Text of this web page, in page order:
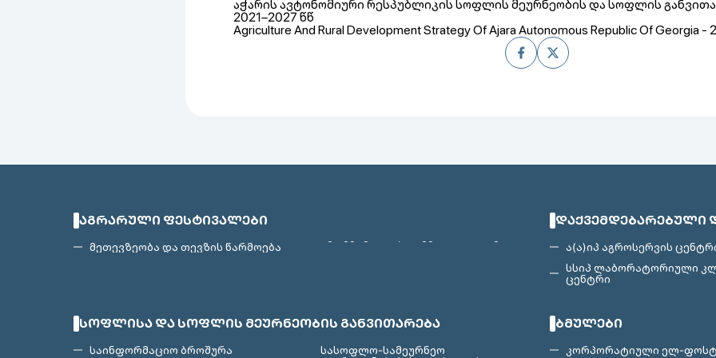
აჭარის ავტონომიური რესპუბლიკის სოფლის მეურნეობის და სოფლის
2021–2027 წწ
Agriculture And Rural Development Strategy Of Ajara Autonomous Republic Of Georgia -
ᲐᲒᲠᲐᲠᲣᲚᲘ ᲤᲔᲡᲢᲘᲕᲐᲚᲔᲑᲘ
მეთევზეობა და თევზის წარმოება
ᲓᲐᲥᲕᲔᲛᲓᲔᲑᲐᲠᲔᲑᲣᲚᲘ
ა(ა)იპ აგროსერვის
სსიპ ლაბორატორიული
ცენტრი
ᲡᲝᲤᲚᲘᲡᲐ ᲓᲐ ᲡᲝᲤᲚᲘᲡ ᲛᲔᲣᲠᲜᲔᲝᲑᲘᲡ ᲒᲐᲜᲕᲘᲗᲐᲠᲔᲑᲐ
საინფორმაციო ბროშურა
სასოფლო-სამეურნეო
ᲑᲛᲣᲚᲔᲑᲘ
კორპორატიული ელ-